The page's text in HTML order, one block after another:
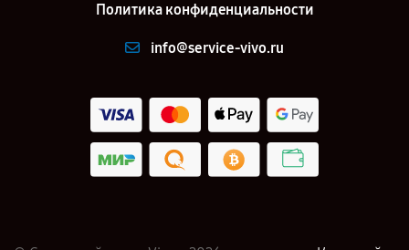
Политика конфиденциальности
info@service-vivo.ru